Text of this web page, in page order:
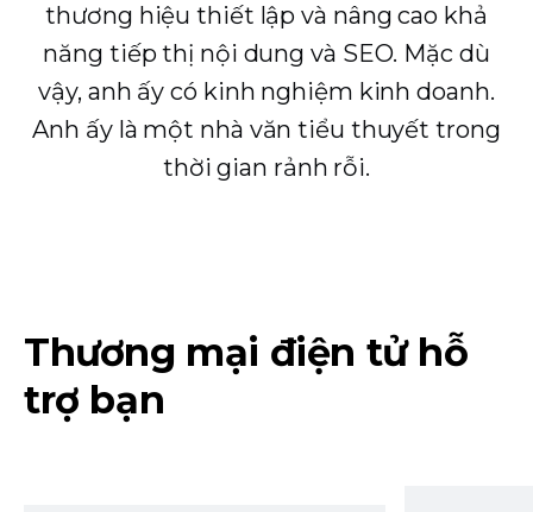
thương hiệu thiết lập và nâng cao khả
năng tiếp thị nội dung và SEO. Mặc dù
vậy, anh ấy có kinh nghiệm kinh doanh.
Anh ấy là một nhà văn tiểu thuyết trong
thời gian rảnh rỗi.
Thương mại điện tử hỗ
trợ bạn